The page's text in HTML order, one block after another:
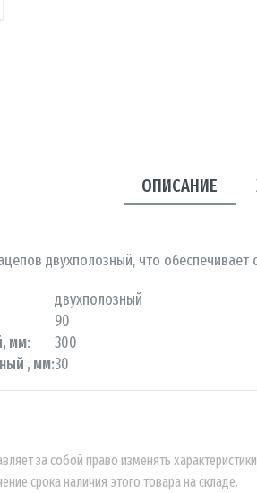
ОПИСАНИЕ
двухполозный, что
двухполозный
90
, мм:
300
, мм:30
за собой право изменять
срока наличия этого товара на складе.